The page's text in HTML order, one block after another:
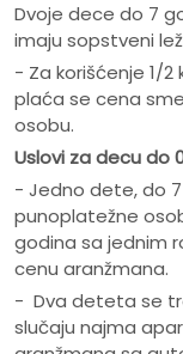
Dvoje dece do 7
imaju sopstveni
- Za korišćenje 1/2
plaća se cena
osobu.
Uslovi za decu do
- Jedno dete, do
punoplatežne
godina sa jednim
cenu aranžmana.
- Dva deteta se
slučaju najma